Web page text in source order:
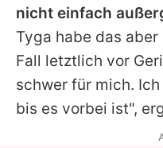
nicht einfach
Tyga habe das
Fall letztlich vor
schwer für mich.
bis es vorbei ist",